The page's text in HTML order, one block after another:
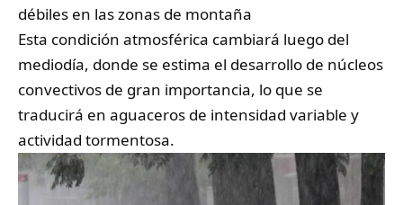
débiles en las zonas de montaña
Esta condición atmosférica cambiará luego del
mediodía, donde se estima el desarrollo de núcleos
convectivos de gran importancia, lo que se
traducirá en aguaceros de intensidad variable y
actividad tormentosa.